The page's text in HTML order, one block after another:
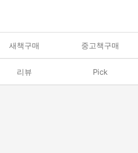
새책구매 중고책구매
리뷰 Pick